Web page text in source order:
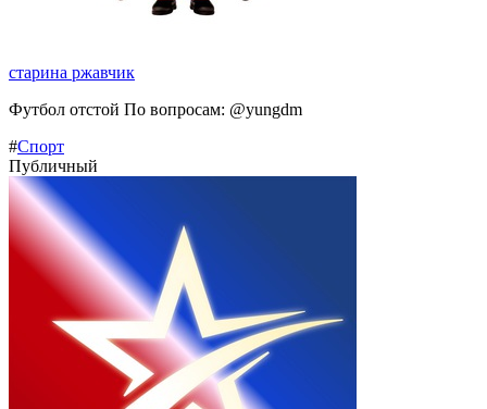
старина ржавчик
Футбол отстой По вопросам: @yungdm
#Спорт
Публичный